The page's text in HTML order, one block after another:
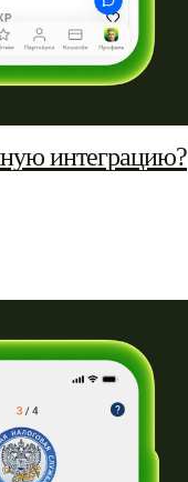
интеграцию?